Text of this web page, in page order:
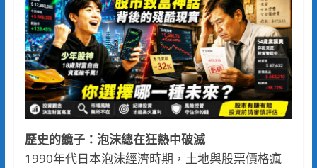
歷史的鏡子：泡沫總在狂熱中破滅
1990年代日本泡沫經濟時期，土地與股票價格瘋